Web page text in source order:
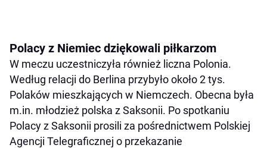
Polacy z Niemiec dziękowali piłkarzom
W meczu uczestniczyła również liczna Polonia.
Według relacji do Berlina przybyło około 2 tys.
Polaków mieszkających w Niemczech. Obecna była
m.in. młodzież polska z Saksonii. Po spotkaniu
Polacy z Saksonii prosili za pośrednictwem Polskiej
Agencji Telegraficznej o przekazanie